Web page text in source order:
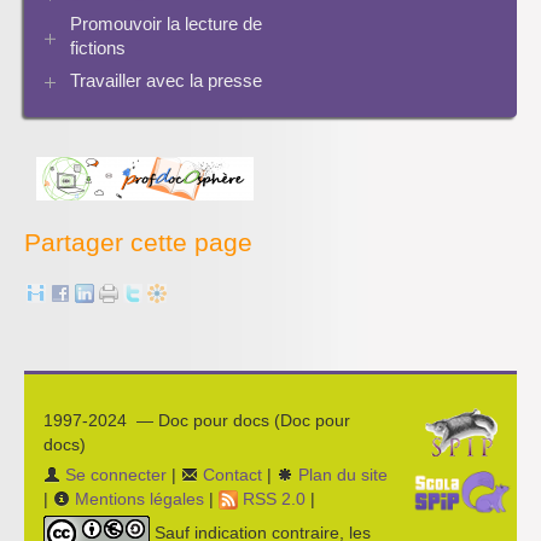
Séquences à télécharger
Pratiques
Archives Audiovisuel et Tice
Promouvoir la lecture de
fictions
Bibliographies
Travailler avec la presse
Enseigner la presse écrite
L’économie des médias
Partager cette page
1997-2024 — Doc pour docs (Doc pour
docs)
Se connecter | Contact |
Plan du site
|
Mentions légales | RSS 2.0 |
Sauf indication contraire, les